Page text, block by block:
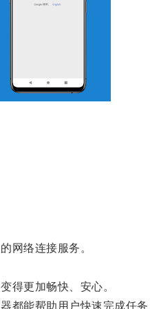
网络连接服务。
得更加畅快、安心。
能帮助用户快速完成任务